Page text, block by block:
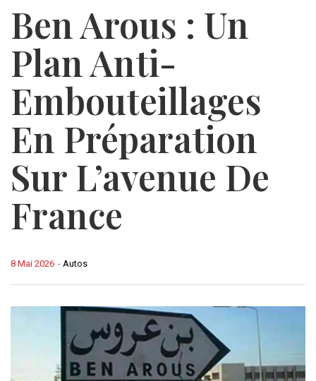
Ben Arous : Un
Plan Anti-
Embouteillages
En Préparation
Sur L’avenue De
France
- Autos
8 Mai 2026